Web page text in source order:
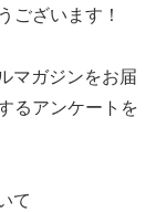
ございます！
マガジンをお届
るアンケートを
て